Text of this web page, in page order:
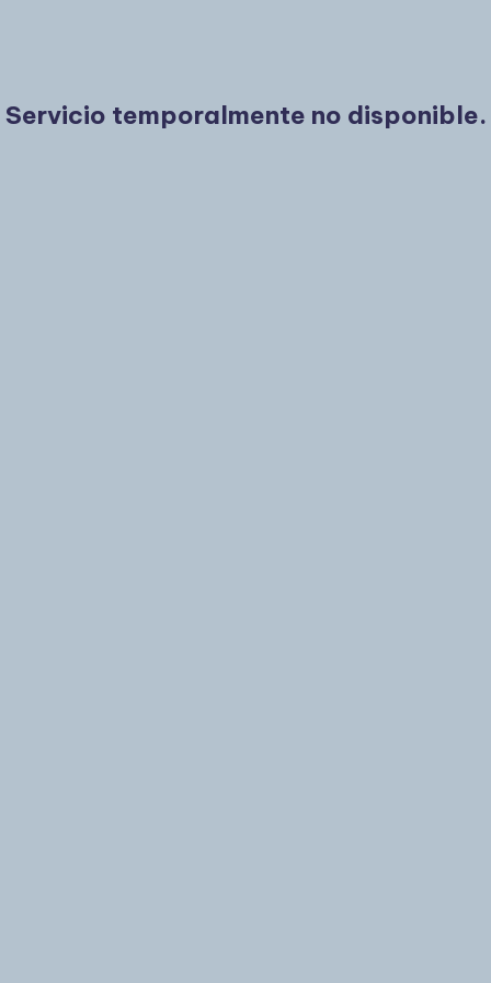
Servicio temporalmente no disponible.